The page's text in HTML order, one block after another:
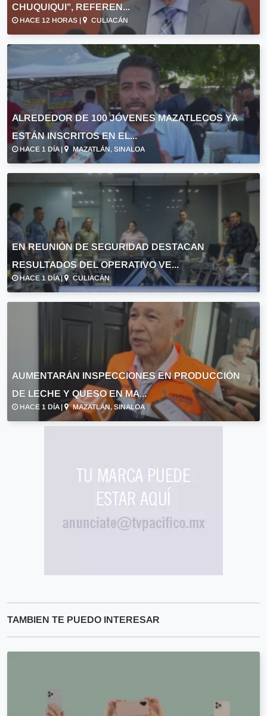
CHUQUIQUI”, REFEREN...
HACE 12 HORAS | CULIACÁN
ALREDEDOR DE 100 JÓVENES MAZATLECOS YA
ESTÁN INSCRITOS EN EL...
HACE 1 DÍA | MAZATLÁN, SINALOA
EN REUNIÓN DE SEGURIDAD DESTACAN
RESULTADOS DEL OPERATIVO VE...
HACE 1 DÍA | CULIACÁN
AUMENTARÁN INSPECCIONES EN PRODUCCIÓN
DE LECHE Y QUESO EN MA...
HACE 1 DÍA | MAZATLÁN, SINALOA
TAMBIEN TE PUEDO INTERESAR